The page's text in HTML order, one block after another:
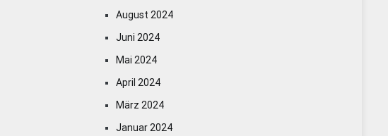
August 2024
Juni 2024
Mai 2024
April 2024
März 2024
Januar 2024